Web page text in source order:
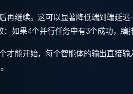
再继续。这可以显著降低端到端延
如果4个并行任务中有3个成功，编
才能开始，每个智能体的输出直接